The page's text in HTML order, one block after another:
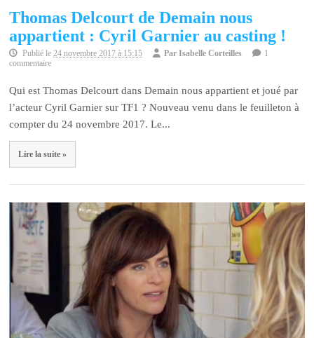
Thomas Delcourt de Demain nous
appartient : Cyril Garnier au casting !
Publié le24 novembre 2017 à 15:15 ParIsabelle Corteilles
1
commentaire
Qui est Thomas Delcourt dans Demain nous appartient et joué par
l’acteur Cyril Garnier sur TF1 ? Nouveau venu dans le feuilleton à
compter du 24 novembre 2017. Le...
Lire la suite »